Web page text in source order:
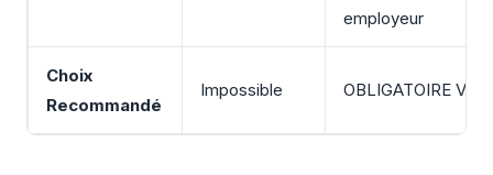
employeur
Choix
Recommandé
Impossible OBLIGATOIRE Visa